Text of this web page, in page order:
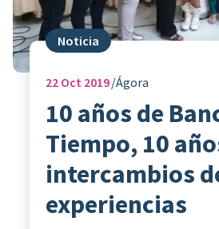
Noticia
22Oct 2019 Ágora
10 años de
Tiempo, 10
intercambios
experiencias